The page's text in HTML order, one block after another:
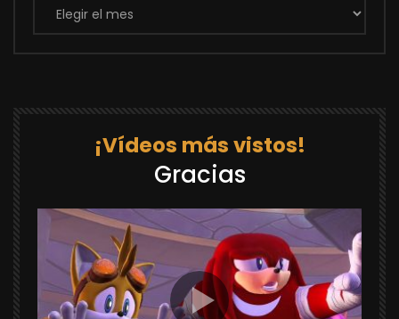
¡Vídeos más vistos!
Gracias